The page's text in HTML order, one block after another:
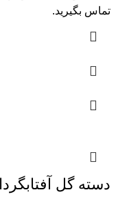
تماس بگیرید.
دسته گل